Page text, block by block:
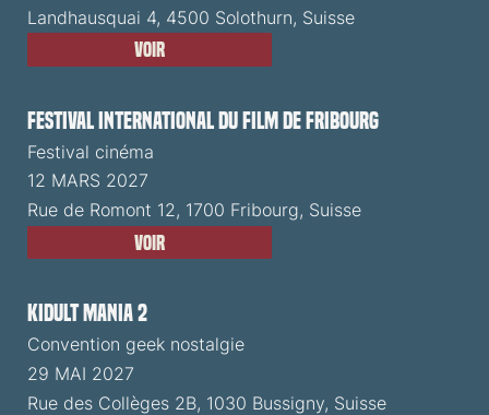
Landhausquai 4, 4500 Solothurn, Suisse
Voir
Festival International du Film de Fribourg
Festival cinéma
12 MARS 2027
Rue de Romont 12, 1700 Fribourg, Suisse
Voir
Kidult Mania 2
Convention geek nostalgie
29 MAI 2027
Rue des Collèges 2B, 1030 Bussigny, Suisse